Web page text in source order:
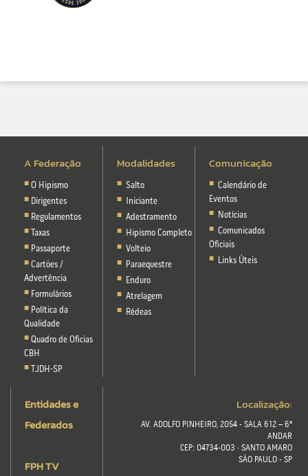
A Federação
O Hipismo
Dirigentes
Regulamentos
Taxas
Passaporte
Cartões /
Advertência
Formulários
Política da
Qualidade
Quadro de Oficias
CBH
TJDH-SP
Modalidades
Salto
Iniciante
Adestramento
Hipismo Completo
Volteio
Paraequestre
Enduro
Atrelagem
Rédeas
Comunicação
Calendário de
Eventos
Notícias
Comunicados
Oficiais
Links Úteis
Entidades e
Federados
FPH TV
Localização:
AV. ADOLFO PINHEIRO, 2054 - SALA 612 – 6º
ANDAR
CEP: 04734-003 · SANTO AMARO
SÃO PAULO - SP